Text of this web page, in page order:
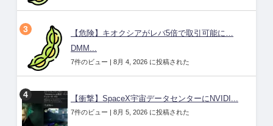
【危険】キオクシアがレバ5倍で取引可能に…
DMM...
7件のビュー | 8月 4, 2026 に投稿された
【衝撃】SpaceX宇宙データセンターにNVIDI...
7件のビュー | 8月 5, 2026 に投稿された